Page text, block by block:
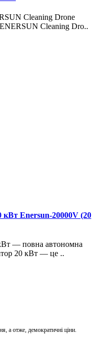
Cleaning Drone
Cleaning Dro..
кВт Enersun-20000V (20
— повна автономна
20 кВт — це ..
а отже, демократичні ціни.